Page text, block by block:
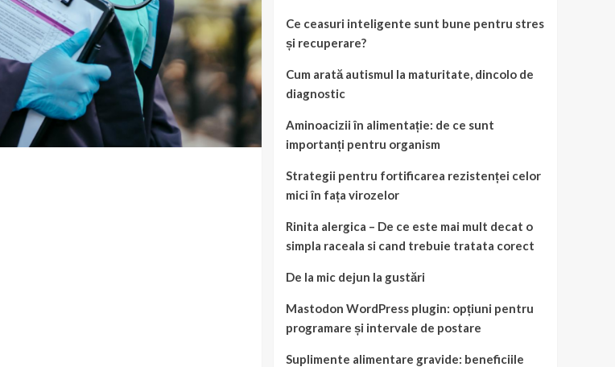
Ce ceasuri inteligente sunt bune pentru stres
și recuperare?
Cum arată autismul la maturitate, dincolo de
diagnostic
Aminoacizii în alimentație: de ce sunt
importanți pentru organism
Strategii pentru fortificarea rezistenței celor
mici în fața virozelor
Rinita alergica – De ce este mai mult decat o
simpla raceala si cand trebuie tratata corect
De la mic dejun la gustări
Mastodon WordPress plugin: opțiuni pentru
programare și intervale de postare
Suplimente alimentare gravide: beneficiile